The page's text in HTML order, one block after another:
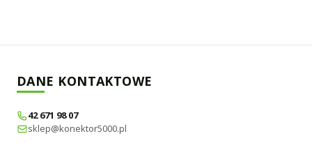
DANE KONTAKTOWE
42 671 98 07
sklep@konektor5000.pl